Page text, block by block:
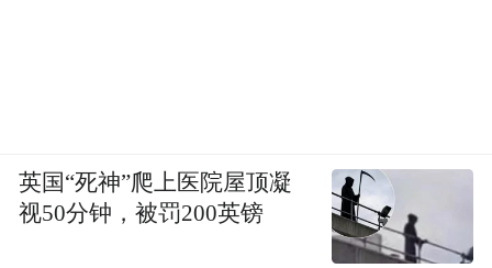
英国“死神”爬上医院屋顶凝
视50分钟，被罚200英镑